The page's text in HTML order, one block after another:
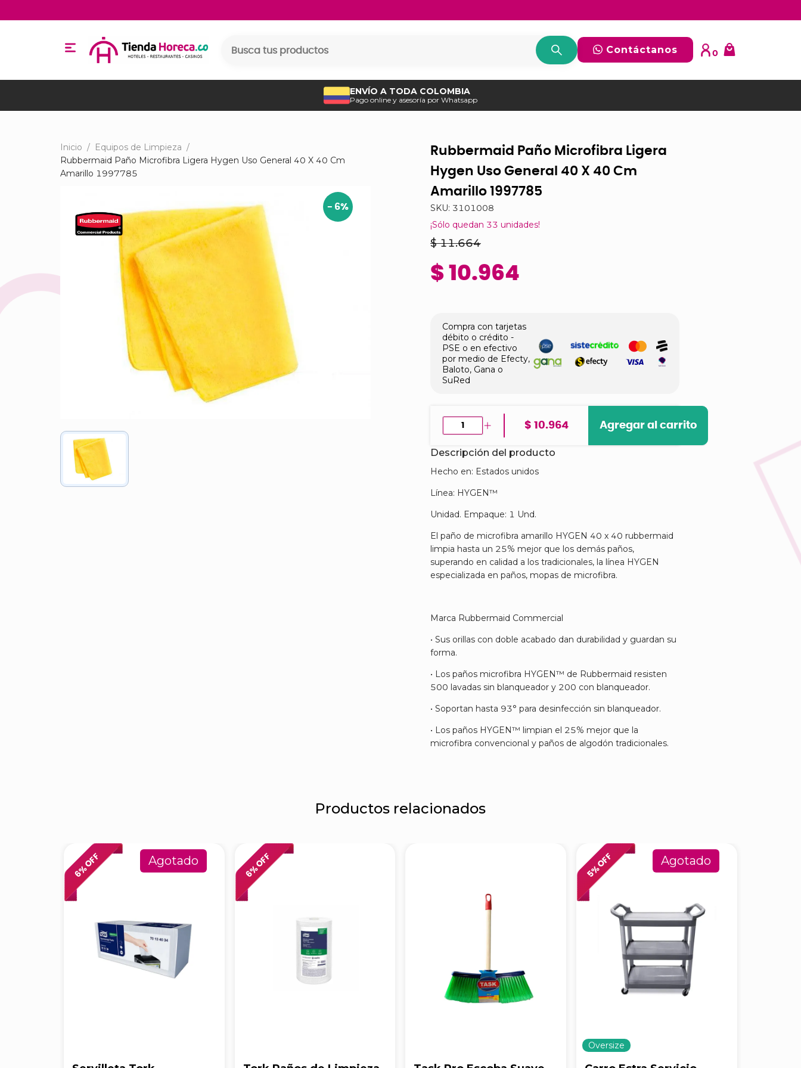
Contáctanos 0
ENVÍO A TODA COLOMBIA
Pago online y asesoría por Whatsapp
Inicio / Equipos de Limpieza /
Rubbermaid Paño Microfibra Ligera Hygen Uso General 40 X 40 Cm
Amarillo 1997785
- 6%
Rubbermaid Paño Microfibra Ligera
Hygen Uso General 40 X 40 Cm
Amarillo 1997785
SKU: 3101008
¡Sólo quedan 33 unidades!
$ 11.664
$ 10.964
Compra con tarjetas
débito o crédito -
PSE o en efectivo
por medio de Efecty,
Baloto, Gana o
SuRed
$ 10.964 Agregar al carrito
Descripción del producto
Hecho en: Estados unidos
Línea: HYGEN™
Unidad. Empaque: 1 Und.
El paño de microfibra amarillo HYGEN 40 x 40 rubbermaid
limpia hasta un 25% mejor que los demás paños,
superando en calidad a los tradicionales, la línea HYGEN
especializada en paños, mopas de microfibra.
Marca Rubbermaid Commercial
• Sus orillas con doble acabado dan durabilidad y guardan su
forma.
• Los paños microfibra HYGEN™ de Rubbermaid resisten
500 lavadas sin blanqueador y 200 con blanqueador.
• Soportan hasta 93° para desinfección sin blanqueador.
• Los paños HYGEN™ limpian el 25% mejor que la
microfibra convencional y paños de algodón tradicionales.
Productos relacionados
6
% OFF Agotado
6
% OFF 5
% OFF
Oversize
Agotado